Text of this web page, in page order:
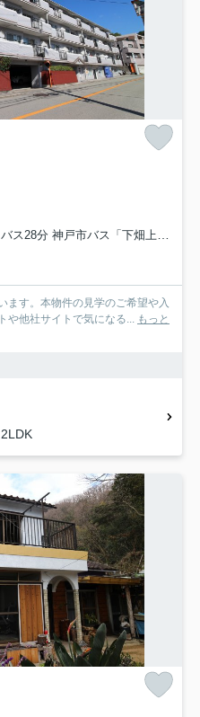
神戸市バス「下畑上口」 停歩8分
ます。本物件の見学のご希望や入
や他社サイトで気になる... もっと